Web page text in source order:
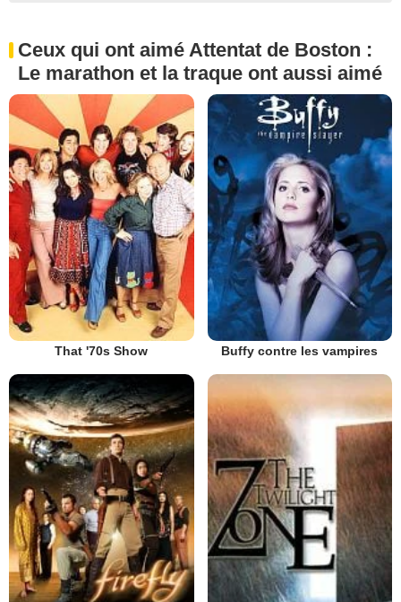
Ceux qui ont aimé Attentat de Boston :
Le marathon et la traque ont aussi aimé
That '70s Show Buffy contre les vampires